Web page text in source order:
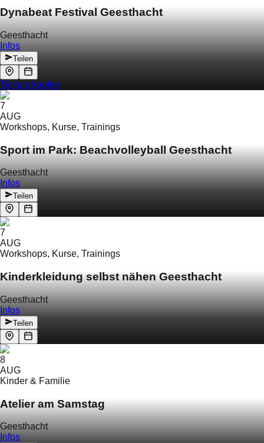
Dynabeat Festival Geesthacht
Geesthacht
Infos
Teilen
Tickets kaufen
7
AUG
Workshops, Kurse, Trainings
Sport im Park: Beachvolleyball Geesthacht
Geesthacht
Infos
Teilen
7
AUG
Workshops, Kurse, Trainings
Kinderkleidung selbst nähen Geesthacht
Geesthacht
Infos
Teilen
8
AUG
Kinder & Familie
Atelier am Samstag
Geesthacht
Infos